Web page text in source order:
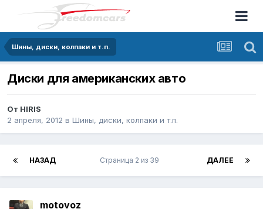
Шины, диски, колпаки и т.п.
Диски для американских авто
От HIRIS
2 апреля, 2012 в Шины, диски, колпаки и т.п.
НАЗАД ДАЛЕЕ
Страница 2 из 39
motovoz